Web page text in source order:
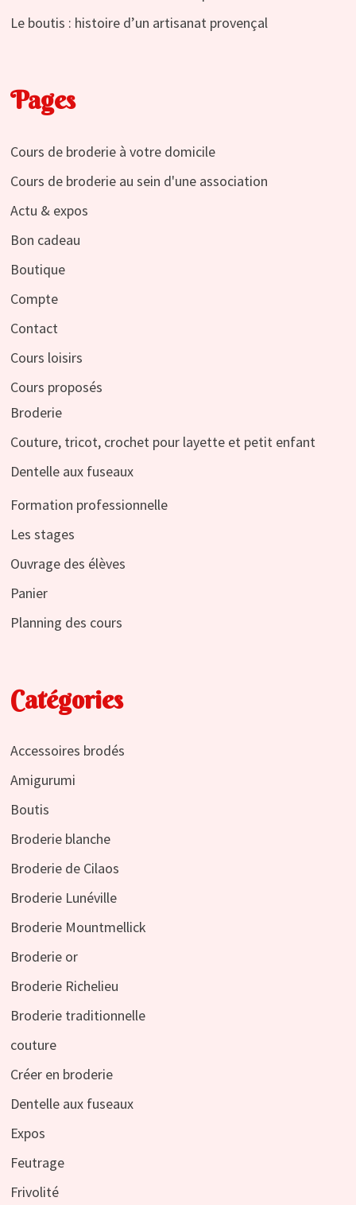
Le boutis : histoire d’un artisanat provençal
Pages
Cours de broderie à votre domicile
Cours de broderie au sein d'une association
Actu & expos
Bon cadeau
Boutique
Compte
Contact
Cours loisirs
Cours proposés
Broderie
Couture, tricot, crochet pour layette et petit enfant
Dentelle aux fuseaux
Formation professionnelle
Les stages
Ouvrage des élèves
Panier
Planning des cours
Catégories
Accessoires brodés
Amigurumi
Boutis
Broderie blanche
Broderie de Cilaos
Broderie Lunéville
Broderie Mountmellick
Broderie or
Broderie Richelieu
Broderie traditionnelle
couture
Créer en broderie
Dentelle aux fuseaux
Expos
Feutrage
Frivolité